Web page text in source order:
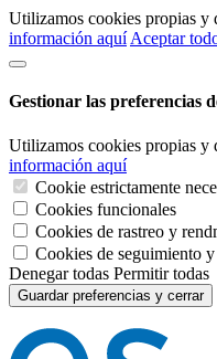
Utilizamos cookies propias y
información aquí Aceptar
Gestionar las preferencias
Utilizamos cookies propias y
información aquí
Cookie estrictamente
Cookies funcionales
Cookies de rastreo y
Cookies de seguimiento
Denegar todas Permitir todas
Guardar preferencias y cerrar